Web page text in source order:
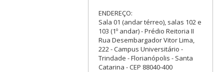
ENDEREÇO:
Sala 01 (andar térreo), salas 102 e
103 (1º andar) - Prédio Reitoria II
Rua Desembargador Vitor Lima,
222 - Campus Universitário -
Trindade - Florianópolis - Santa
Catarina - CEP 88040-400